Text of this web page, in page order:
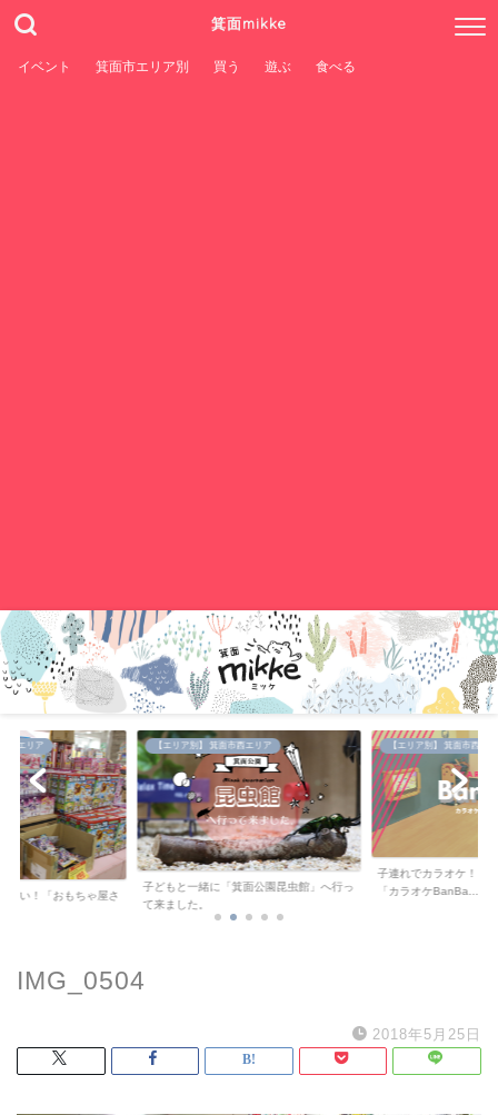
箕面mikke
イベント 箕面市エリア別 買う 遊ぶ 食べる
。
央エリア
安い！「おもちゃ屋さ
【エリア別】 箕面市西エリア
子どもと一緒に「箕面公園昆虫館」へ行っ
て来ました。
【エリア別】 箕面市西エ
子連れでカラオケ！キ
「カラオケBanBa...
IMG_0504
2018年5月25日